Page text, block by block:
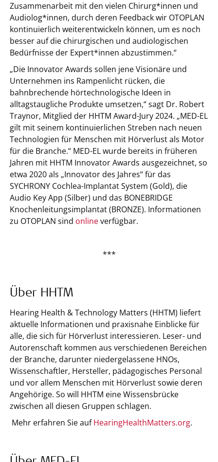
Zusammenarbeit mit den vielen Chirurg*innen und
Audiolog*innen, durch deren Feedback wir OTOPLAN
kontinuierlich weiterentwickeln können, um es noch
besser auf die chirurgischen und audiologischen
Bedürfnisse der Expert*innen abzustimmen.“
„Die Innovator Awards sollen jene Visionäre und
Unternehmen ins Rampenlicht rücken, die
bahnbrechende hörtechnologische Ideen in
alltagstaugliche Produkte umsetzen,“ sagt Dr. Robert
Traynor, Mitglied der HHTM Award-Jury 2024. „MED-EL
gilt mit seinem kontinuierlichen Streben nach neuen
Technologien für Menschen mit Hörverlust als Motor
für die Branche.“ MED-EL wurde bereits in früheren
Jahren mit HHTM Innovator Awards ausgezeichnet, so
etwa 2020 als „Innovator des Jahres“ für das
SYCHRONY Cochlea-Implantat System (Gold), die
Audio Key App (Silber) und das BONEBRIDGE
Knochenleitungsimplantat (BRONZE). Informationen
zu OTOPLAN sind onlineverfügbar.
***
Über HHTM
Hearing Health & Technology Matters (HHTM) liefert
aktuelle Informationen und praxisnahe Einblicke für
alle, die sich für Hörverlust interessieren. Leser- und
Autorenschaft kommen aus verschiedenen Bereichen
der Branche, darunter niedergelassene HNOs,
Wissenschaftler, Hersteller, pädagogisches Personal
und vor allem Menschen mit Hörverlust sowie deren
Angehörige. So will HHTM eine Wissensbrücke
zwischen all diesen Gruppen schlagen.
Mehr erfahren Sie aufHearingHealthMatters.org.